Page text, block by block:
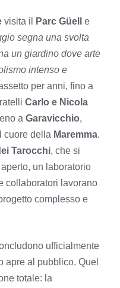
visita il Parc Güell
e
segna una svolta
un giardino dove arte
intenso e
per anni, fino a
Carlo e Nicola
a Garavicchio,
cuore della Maremma.
Tarocchi, che si
un laboratorio
collaboratori lavorano
complesso e
ufficialmente
apre al pubblico. Quel
totale: la